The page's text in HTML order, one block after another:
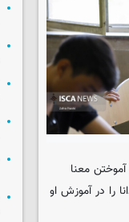
معنا
را در آموزش او